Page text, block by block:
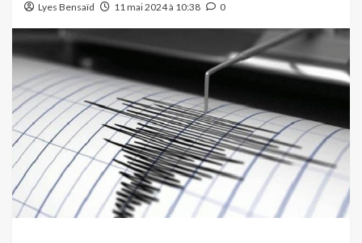
Lyes Bensaïd 11 mai 2024 à 10:38 0